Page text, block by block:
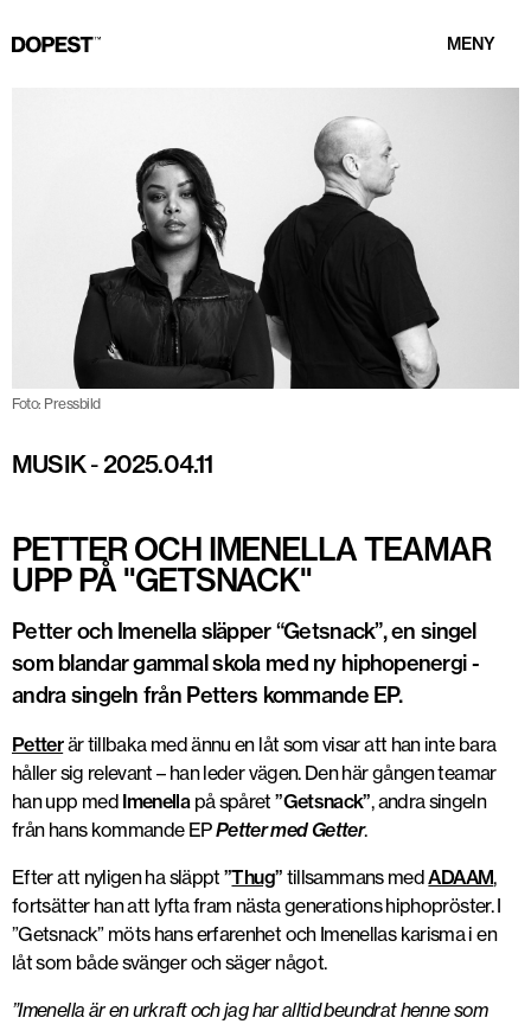
MENY
Foto: Pressbild
MUSIK-2025.04.11
PETTER OCH IMENELLA TEAMAR
UPP PÅ "GETSNACK"
Petter och Imenella släpper “Getsnack”, en singel
som blandar gammal skola med ny hiphopenergi -
andra singeln från Petters kommande EP.
Petterär tillbaka med ännu en låt som visar att han inte bara
håller sig relevant – han leder vägen. Den här gången teamar
han upp med Imenellapå spåret”Getsnack”, andra singeln
från hans kommande EPPetter med Getter.
Efter att nyligen ha släppt”Thug” tillsammans medADAAM,
fortsätter han att lyfta fram nästa generations hiphopröster. I
”Getsnack” möts hans erfarenhet och Imenellas karisma i en
låt som både svänger och säger något.
”Imenella är en urkraft och jag har alltid beundrat henne som